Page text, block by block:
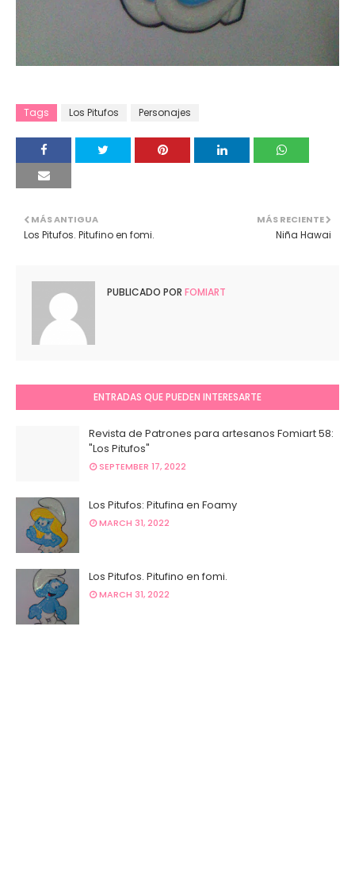
Tags Los Pitufos Personajes
MÁS RECIENTE
Niña Hawai
MÁS ANTIGUA
Los Pitufos. Pitufino en fomi.
PUBLICADO POR FOMIART
ENTRADAS QUE PUEDEN INTERESARTE
Revista de Patrones para artesanos Fomiart 58:
"Los Pitufos"
SEPTEMBER 17, 2022
Los Pitufos: Pitufina en Foamy
MARCH 31, 2022
Los Pitufos. Pitufino en fomi.
MARCH 31, 2022